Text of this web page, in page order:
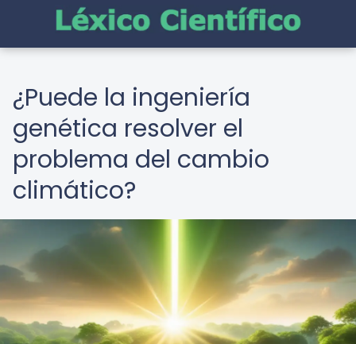
¿Puede la ingeniería
genética resolver el
problema del cambio
climático?